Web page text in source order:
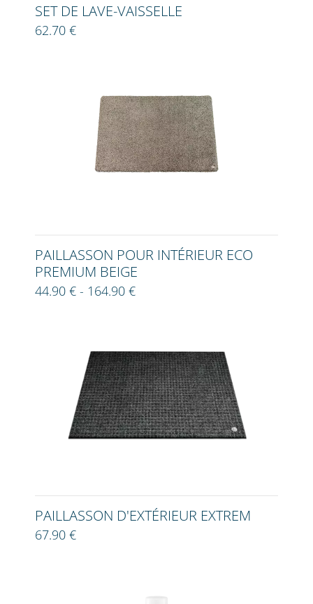
SET DE LAVE-VAISSELLE
62.70 €
PAILLASSON POUR INTÉRIEUR ECO
PREMIUM BEIGE
44.90 € - 164.90 €
PAILLASSON D'EXTÉRIEUR EXTREM
67.90 €